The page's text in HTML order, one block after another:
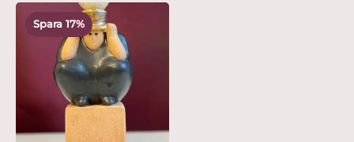
Spara 17%
ursprungliga
var:
2,995 kr.
Det
nuvarande
priset
är:
2,499 kr.